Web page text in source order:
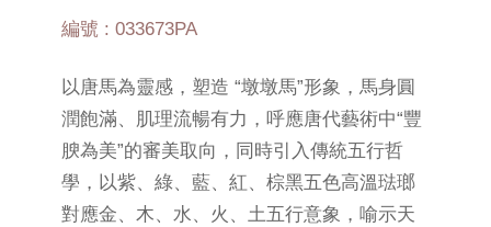
編號 : 033673PA
以唐馬為靈感，塑造 “墩墩馬”形象，馬身圓
潤飽滿、肌理流暢有力，呼應唐代藝術中“豐
腴為美”的審美取向，同時引入傳統五行哲
學，以紫、綠、藍、紅、棕黑五色高溫琺瑯
對應金、木、水、火、土五行意象，喻示天